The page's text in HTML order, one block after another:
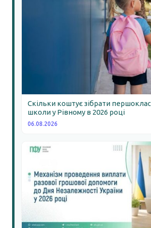
Скільки коштує зібрати
школи у Рівному в 2026 році
06.08.2026